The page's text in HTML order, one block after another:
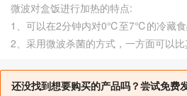
微波对盒饭进行加热的特点:
1、可以在2分钟内对0℃至7℃的冷藏食
2、采用微波杀菌的方式，一方面可以
还没找到想要购买的产品吗？尝试免费